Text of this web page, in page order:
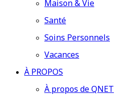
Maison & Vie
Santé
Soins Personnels
Vacances
À PROPOS
À propos de QNET